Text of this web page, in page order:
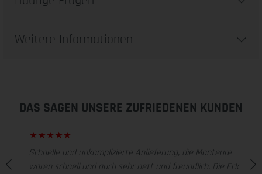
Weitere Informationen
DAS SAGEN UNSERE ZUFRIEDENEN KUNDEN
Schnelle und unkomplizierte Anlieferung, die Monteure
waren schnell und auch sehr nett und freundlich. Die Eck